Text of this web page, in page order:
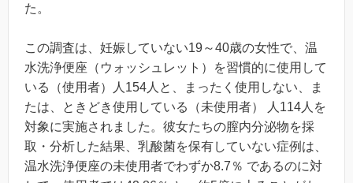
た。
この調査は、妊娠していない19～40歳の女性で、温
水洗浄便座（ウォッシュレット）を習慣的に使用して
いる（使用者）人154人と、まったく使用しない、ま
たは、ときどき使用している（未使用者） 人114人を
対象に実施されました。彼女たちの膣内分泌物を採
取・分析した結果、乳酸菌を保有していない症例は、
温水洗浄便座の未使用者でわずか8.7％ であるのに対